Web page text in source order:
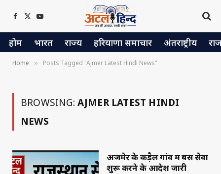
Facebook
X
(Twitter)
YouTube
होम भारत राज्य हरियाणा समाचार अंतराष्ट्रीय
Home » Posts Tagged "Ajmer Latest Hindi News"
BROWSING: AJMER LATEST HINDI
NEWS
अजमेर के कड़ैल गांव में बस सेवा
शुरू करने के आदेश जारी